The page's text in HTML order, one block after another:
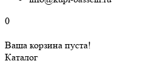
0
Ваша корзина пуста!
Каталог